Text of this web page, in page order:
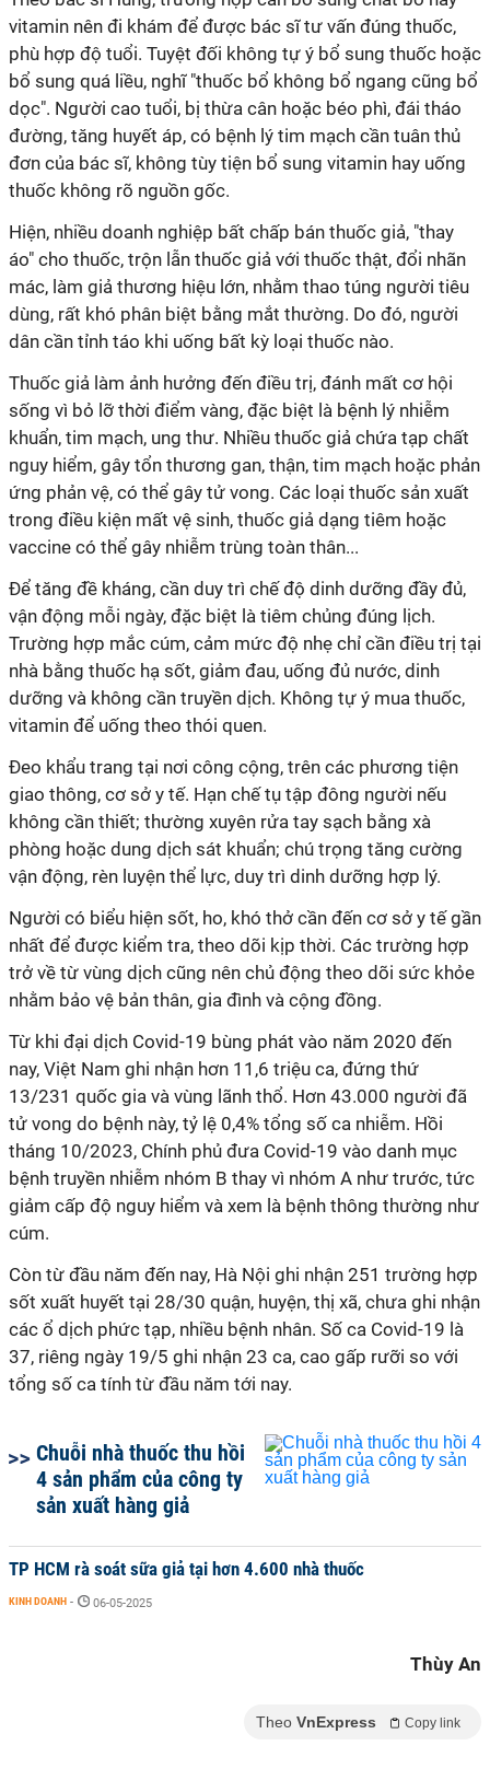
vitamin nên đi khám để được bác sĩ tư vấn đúng thuốc,
phù hợp độ tuổi. Tuyệt đối không tự ý bổ sung thuốc hoặc
bổ sung quá liều, nghĩ "thuốc bổ không bổ ngang cũng bổ
dọc". Người cao tuổi, bị thừa cân hoặc béo phì, đái tháo
đường, tăng huyết áp, có bệnh lý tim mạch cần tuân thủ
đơn của bác sĩ, không tùy tiện bổ sung vitamin hay uống
thuốc không rõ nguồn gốc.
Hiện, nhiều doanh nghiệp bất chấp bán thuốc giả, "thay
áo" cho thuốc, trộn lẫn thuốc giả với thuốc thật, đổi nhãn
mác, làm giả thương hiệu lớn, nhằm thao túng người tiêu
dùng, rất khó phân biệt bằng mắt thường. Do đó, người
dân cần tỉnh táo khi uống bất kỳ loại thuốc nào.
Thuốc giả làm ảnh hưởng đến điều trị, đánh mất cơ hội
sống vì bỏ lỡ thời điểm vàng, đặc biệt là bệnh lý nhiễm
khuẩn, tim mạch, ung thư. Nhiều thuốc giả chứa tạp chất
nguy hiểm, gây tổn thương gan, thận, tim mạch hoặc phản
ứng phản vệ, có thể gây tử vong. Các loại thuốc sản xuất
trong điều kiện mất vệ sinh, thuốc giả dạng tiêm hoặc
vaccine có thể gây nhiễm trùng toàn thân...
Để tăng đề kháng, cần duy trì chế độ dinh dưỡng đầy đủ,
vận động mỗi ngày, đặc biệt là tiêm chủng đúng lịch.
Trường hợp mắc cúm, cảm mức độ nhẹ chỉ cần điều trị tại
nhà bằng thuốc hạ sốt, giảm đau, uống đủ nước, dinh
dưỡng và không cần truyền dịch. Không tự ý mua thuốc,
vitamin để uống theo thói quen.
Đeo khẩu trang tại nơi công cộng, trên các phương tiện
giao thông, cơ sở y tế. Hạn chế tụ tập đông người nếu
không cần thiết; thường xuyên rửa tay sạch bằng xà
phòng hoặc dung dịch sát khuẩn; chú trọng tăng cường
vận động, rèn luyện thể lực, duy trì dinh dưỡng hợp lý.
Người có biểu hiện sốt, ho, khó thở cần đến cơ sở y tế gần
nhất để được kiểm tra, theo dõi kịp thời. Các trường hợp
trở về từ vùng dịch cũng nên chủ động theo dõi sức khỏe
nhằm bảo vệ bản thân, gia đình và cộng đồng.
Từ khi đại dịch Covid-19 bùng phát vào năm 2020 đến
nay, Việt Nam ghi nhận hơn 11,6 triệu ca, đứng thứ
13/231 quốc gia và vùng lãnh thổ. Hơn 43.000 người đã
tử vong do bệnh này, tỷ lệ 0,4% tổng số ca nhiễm. Hồi
tháng 10/2023, Chính phủ đưa Covid-19 vào danh mục
bệnh truyền nhiễm nhóm B thay vì nhóm A như trước, tức
giảm cấp độ nguy hiểm và xem là bệnh thông thường như
cúm.
Còn từ đầu năm đến nay, Hà Nội ghi nhận 251 trường hợp
sốt xuất huyết tại 28/30 quận, huyện, thị xã, chưa ghi nhận
các ổ dịch phức tạp, nhiều bệnh nhân. Số ca Covid-19 là
37, riêng ngày 19/5 ghi nhận 23 ca, cao gấp rưỡi so với
tổng số ca tính từ đầu năm tới nay.
Chuỗi nhà thuốc thu hồi
4 sản phẩm của công ty
sản xuất hàng giả
TP HCM rà soát sữa giả tại hơn 4.600 nhà thuốc
KINH DOANH - 06-05-2025
Thùy An
Theo VnExpress Copy link